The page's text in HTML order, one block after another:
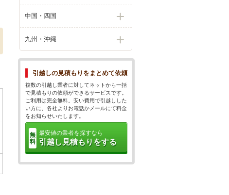
中国・四国
九州・沖縄
引越しの見積もりをまとめて依頼
複数の引越し業者に対してネットから一括
で見積もりの依頼ができるサービスです。
ご利用は完全無料。安い費用で引越しした
い方に、各社よりお電話かメールにて料金
をお知らせいたします。
無
料
最安値の業者を探すなら
引越し見積もりをする